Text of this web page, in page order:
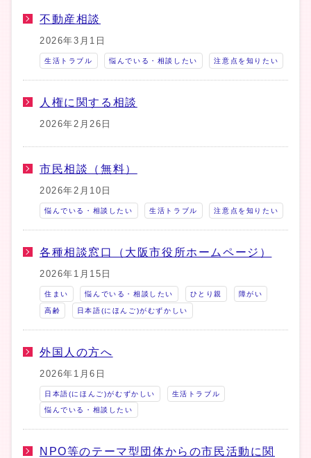
不動産相談
2026年3月1日
生活トラブル 悩んでいる・相談したい 注意点を知りたい
人権に関する相談
2026年2月26日
市民相談（無料）
2026年2月10日
悩んでいる・相談したい 生活トラブル 注意点を知りたい
各種相談窓口（大阪市役所ホームページ）
2026年1月15日
住まい 悩んでいる・相談したい ひとり親 障がい
高齢 日本語(にほんご)がむずかしい
外国人の方へ
2026年1月6日
日本語(にほんご)がむずかしい 生活トラブル
悩んでいる・相談したい
NPO等のテーマ型団体からの市民活動に関